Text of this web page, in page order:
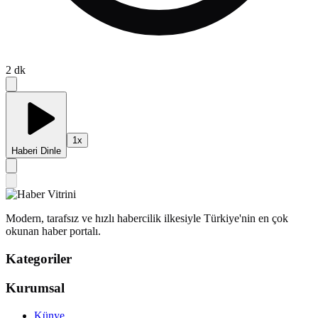
2 dk
Haberi Dinle
1x
Modern, tarafsız ve hızlı habercilik ilkesiyle Türkiye'nin en çok
okunan haber portalı.
Kategoriler
Kurumsal
Künye